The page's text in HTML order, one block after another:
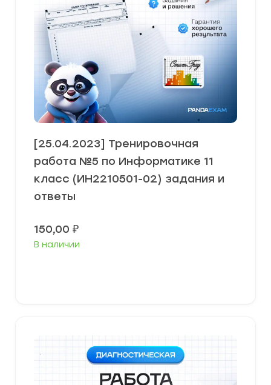
[25.04.2023] Тренировочная
работа №5 по Информатике 11
класс (ИН2210501-02) задания и
ответы
150,00 ₽
В наличии